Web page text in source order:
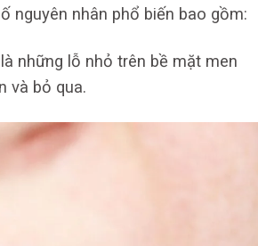
nguyên nhân phổ biến bao gồm:
những lỗ nhỏ trên bề mặt men
và bỏ qua.